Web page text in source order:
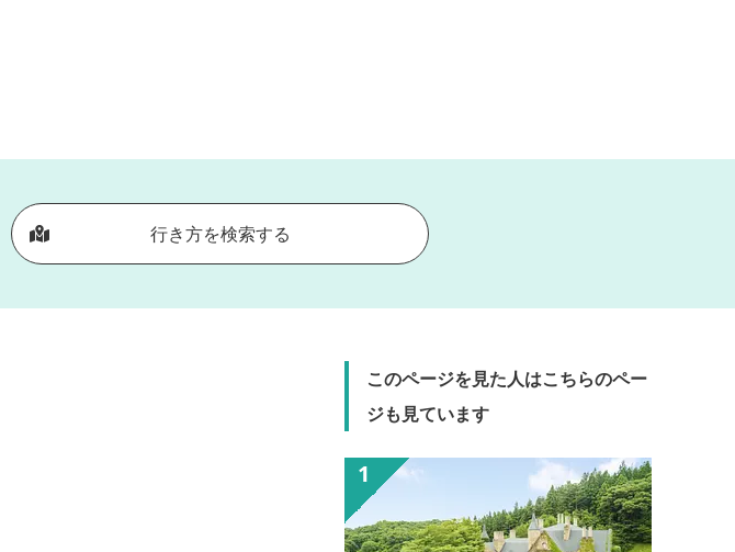
行き方を検索する
このページを見た人はこちらのペー
ジも見ています